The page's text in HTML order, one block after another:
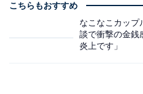
こちらもおすすめ
なこなこカップ
談で衝撃の金銭
炎上です」